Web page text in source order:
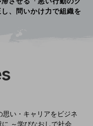
、問いかけ力で組織を
思い・キャリアをビジネ
に ～学びなおしで社会